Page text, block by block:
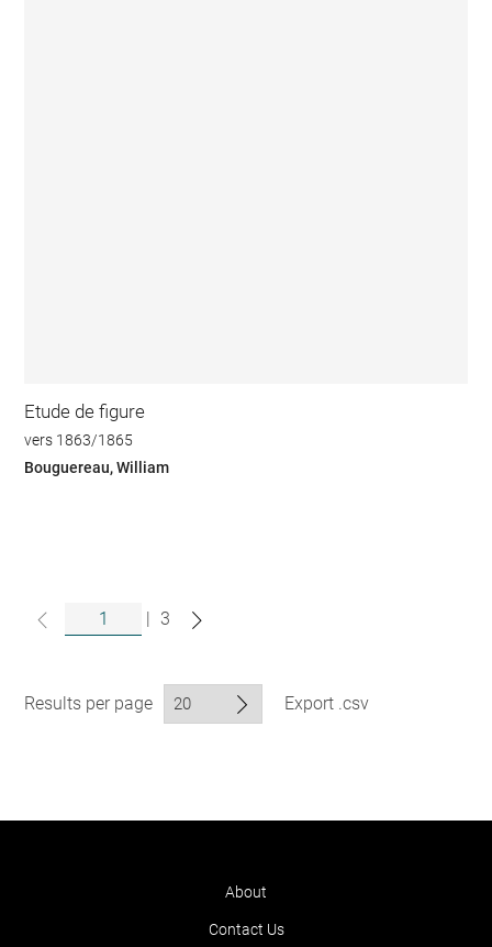
Etude de figure
vers 1863/1865
Bouguereau, William
3
Results per page Export .csv
About
Contact Us